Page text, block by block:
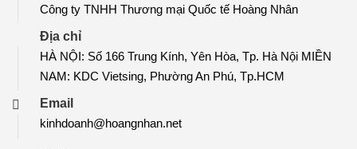
Công ty TNHH Thương mại Quốc tế Hoàng Nhân
Địa chỉ
HÀ NỘI: Số 166 Trung Kính, Yên Hòa, Tp. Hà Nội MIỀN
NAM: KDC Vietsing, Phường An Phú, Tp.HCM
Email
kinhdoanh@hoangnhan.net